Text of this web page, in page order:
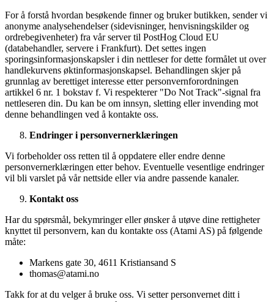
For å forstå hvordan besøkende finner og bruker butikken, sender vi
anonyme analysehendelser (sidevisninger, henvisningskilder og
ordrebegivenheter) fra vår server til PostHog Cloud EU
(databehandler, servere i Frankfurt). Det settes ingen
sporingsinformasjonskapsler i din nettleser for dette formålet ut over
handlekurvens øktinformasjonskapsel. Behandlingen skjer på
grunnlag av berettiget interesse etter personvernforordningen
artikkel 6 nr. 1 bokstav f. Vi respekterer "Do Not Track"-signal fra
nettleseren din. Du kan be om innsyn, sletting eller invending mot
denne behandlingen ved å kontakte oss.
Endringer i personvernerklæringen
Vi forbeholder oss retten til å oppdatere eller endre denne
personvernerklæringen etter behov. Eventuelle vesentlige endringer
vil bli varslet på vår nettside eller via andre passende kanaler.
Kontakt oss
Har du spørsmål, bekymringer eller ønsker å utøve dine rettigheter
knyttet til personvern, kan du kontakte oss (Atami AS) på følgende
måte:
Markens gate 30, 4611 Kristiansand S
thomas@atami.no
Takk for at du velger å bruke oss. Vi setter personvernet ditt i